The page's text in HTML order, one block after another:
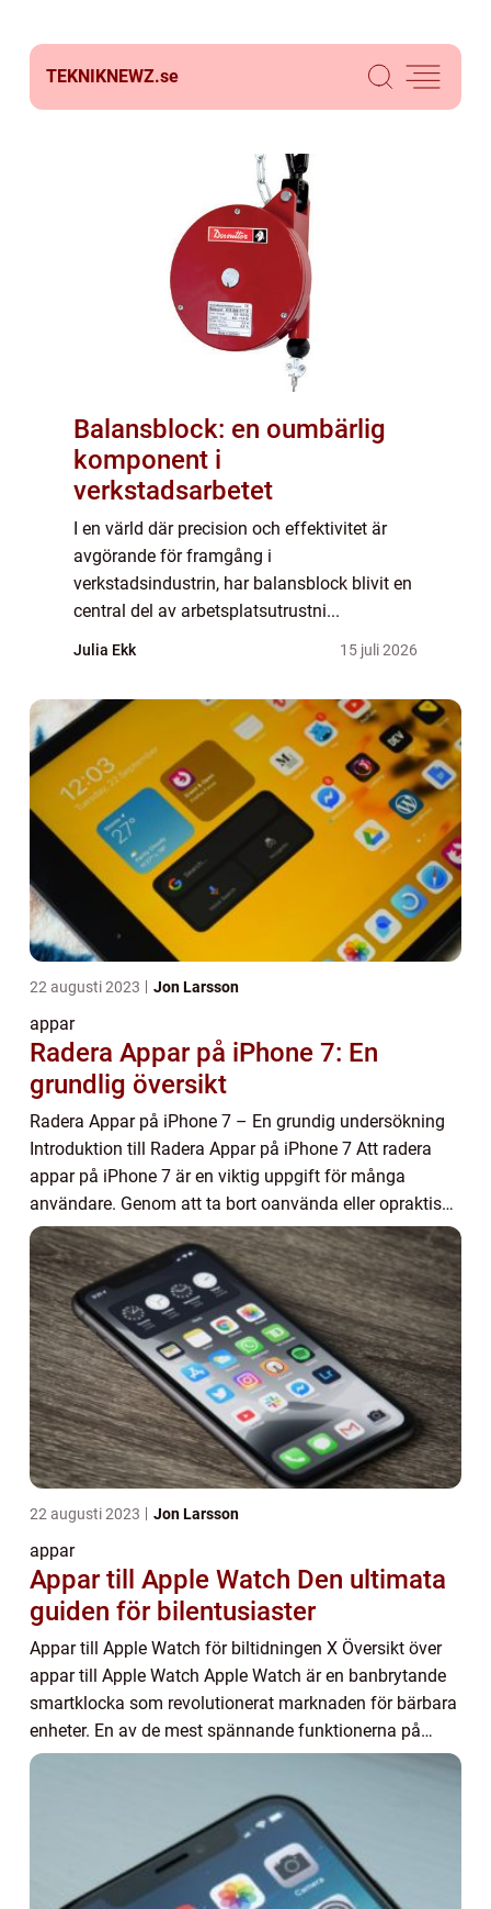
TEKNIKNEWZ.se
Balansblock: en oumbärlig
komponent i
verkstadsarbetet
I en värld där precision och effektivitet är
avgörande för framgång i
verkstadsindustrin, har balansblock blivit en
central del av arbetsplatsutrustni...
Julia Ekk 15 juli 2026
22 augusti 2023 Jon Larsson
appar
Radera Appar på iPhone 7: En
grundlig översikt
Radera Appar på iPhone 7 – En grundig undersökning
Introduktion till Radera Appar på iPhone 7 Att radera
appar på iPhone 7 är en viktig uppgift för många
användare. Genom att ta bort oanvända eller opraktiska
appar kan man frigöra utrymme och f...
22 augusti 2023 Jon Larsson
appar
Appar till Apple Watch Den ultimata
guiden för bilentusiaster
Appar till Apple Watch för biltidningen X Översikt över
appar till Apple Watch Apple Watch är en banbrytande
smartklocka som revolutionerat marknaden för bärbara
enheter. En av de mest spännande funktionerna på
Apple Watch är möjligheten att ladda ne...